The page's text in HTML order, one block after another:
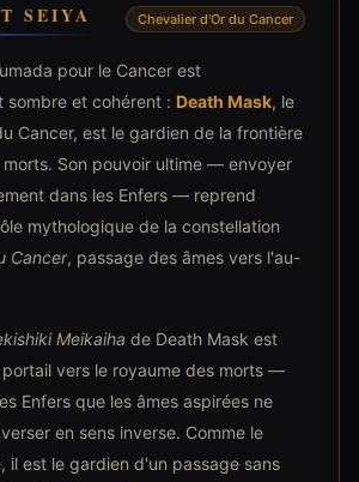
SEIYA Chevalier d'Or du Cancer
pour le Cancer est
sombre et cohérent : Death Mask, le
Cancer, est le gardien de la frontière
Son pouvoir ultime — envoyer
dans les Enfers — reprend
mythologique de la constellation
Cancer, passage des âmes vers l'au-
Meikaiha de Death Mask est
vers le royaume des morts —
Enfers que les âmes aspirées ne
en sens inverse. Comme le
il est le gardien d'un passage sans